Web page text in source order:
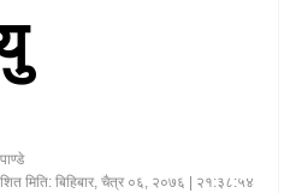
मिति:बिहिबार, चैत्र ०६, २०७६ | २१:३८:५४